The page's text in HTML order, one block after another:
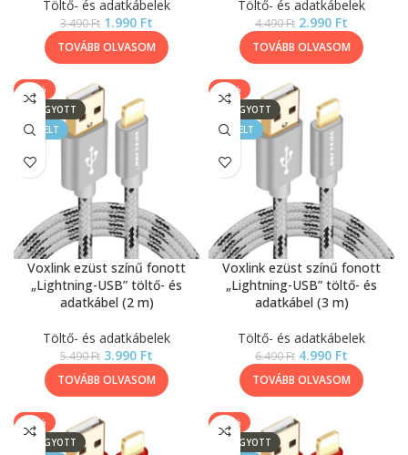
Töltő- és adatkábelek
3.490Ft 1.990 Ft
TOVÁBB OLVASOM
Töltő- és adatkábelek
4.490Ft 2.990 Ft
TOVÁBB OLVASOM
-27%
ELFOGYOTT
KIEMELT
Voxlink ezüst színű fonott
„Lightning-USB” töltő- és
adatkábel (2 m)
Töltő- és adatkábelek
5.490Ft 3.990 Ft
TOVÁBB OLVASOM
-23%
ELFOGYOTT
KIEMELT
Voxlink ezüst színű fonott
„Lightning-USB” töltő- és
adatkábel (3 m)
Töltő- és adatkábelek
6.490Ft 4.990 Ft
TOVÁBB OLVASOM
-43%
ELFOGYOTT
-33%
ELFOGYOTT